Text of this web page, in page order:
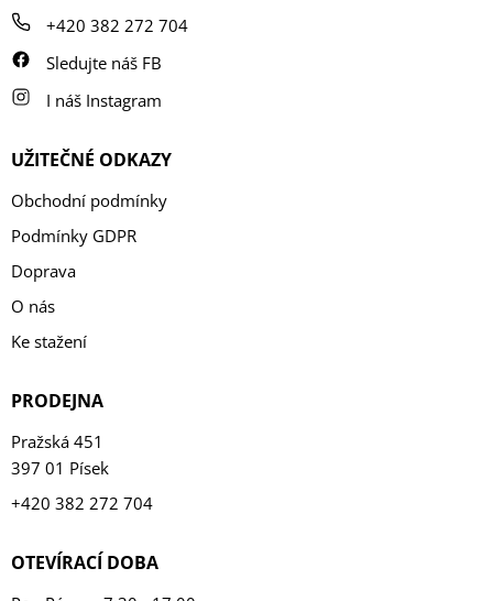
+420 382 272 704
Sledujte náš FB
I náš Instagram
UŽITEČNÉ ODKAZY
Obchodní podmínky
Podmínky GDPR
Doprava
O nás
Ke stažení
PRODEJNA
Pražská 451
397 01 Písek
+420 382 272 704
OTEVÍRACÍ DOBA